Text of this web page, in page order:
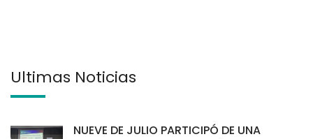
Últimas Noticias
NUEVE DE JULIO PARTICIPÓ DE UNA